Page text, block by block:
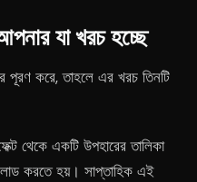
যা খরচ হচ্ছে
পূরণ করে, তাহলে এর খরচ তিনটি
থেকে একটি উপহারের তালিকা
করতে হয়। সাপ্তাহিক এই